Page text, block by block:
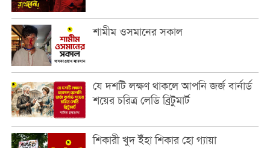
শামীম ওসমানের সকাল
যে দশটি লক্ষণ থাকলে আপনি জর্জ বার্নার্ড
শয়ের চরিত্র লেডি ব্রিটুমার্ট
শিকারী খুদ ইঁহা শিকার হো গ্যায়া